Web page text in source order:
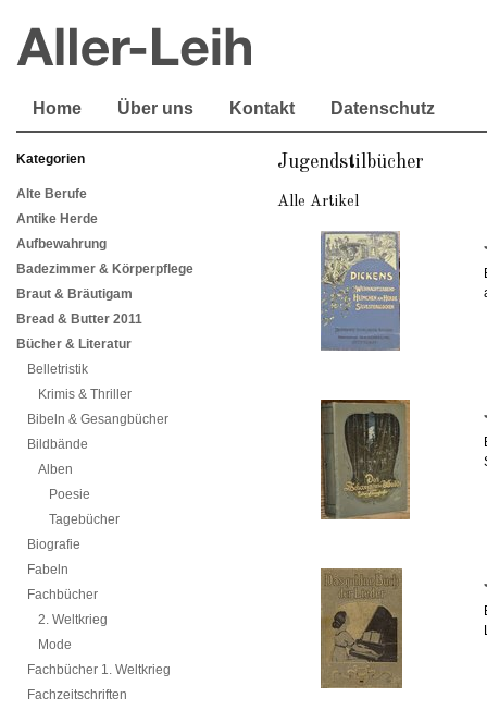
Home Über uns Kontakt Datenschutz
Kategorien
Alte Berufe
Antike Herde
Aufbewahrung
Badezimmer & Körperpflege
Braut & Bräutigam
Bread & Butter 2011
Bücher & Literatur
Belletristik
Krimis & Thriller
Bibeln & Gesangbücher
Bildbände
Alben
Poesie
Tagebücher
Biografie
Fabeln
Fachbücher
2. Weltkrieg
Mode
Fachbücher 1. Weltkrieg
Fachzeitschriften
Jugendstilbücher
Alle Artikel